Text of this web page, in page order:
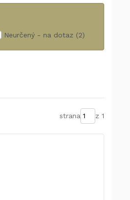
Neurčený - na dotaz (2)
strana z 1